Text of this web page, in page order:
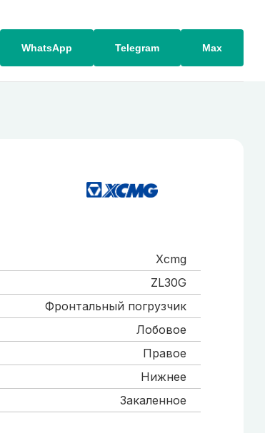
WhatsApp Telegram Max
Xcmg
ZL30G
Фронтальный погрузчик
Лобовое
Правое
Нижнее
Закаленное